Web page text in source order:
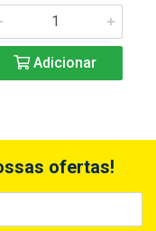
Adicionar
ofertas!